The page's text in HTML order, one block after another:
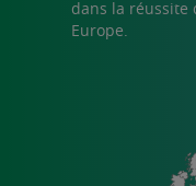
dans la réussite
Europe.